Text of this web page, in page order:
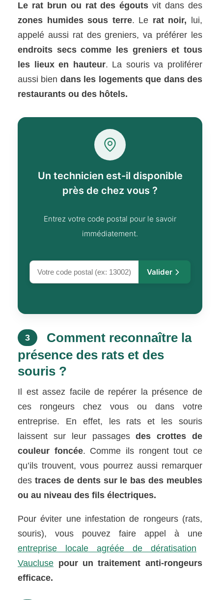
Le rat brun ou rat des égouts vit dans des
zones humides sous terre. Le rat noir, lui,
appelé aussi rat des greniers, va préférer les
endroits secs comme les greniers et tous
les lieux en hauteur. La souris va proliférer
aussi bien dans les logements que dans des
restaurants ou des hôtels.
Un technicien est-il disponible
près de chez vous ?
Entrez votre code postal pour le savoir
immédiatement.
Valider
3
Comment reconnaître la
présence des rats et des
souris ?
Il est assez facile de repérer la présence de
ces rongeurs chez vous ou dans votre
entreprise. En effet, les rats et les souris
laissent sur leur passagesdes crottes de
couleur foncée. Comme ils rongent tout ce
qu’ils trouvent, vous pourrez aussi remarquer
des traces de dents sur le bas des meubles
ou au niveau des fils électriques.
Pour éviter une infestation de rongeurs (rats,
souris), vous pouvez faire appel à une
entreprise locale agréée de dératisation
Vaucluse pour un traitement anti-rongeurs
efficace.